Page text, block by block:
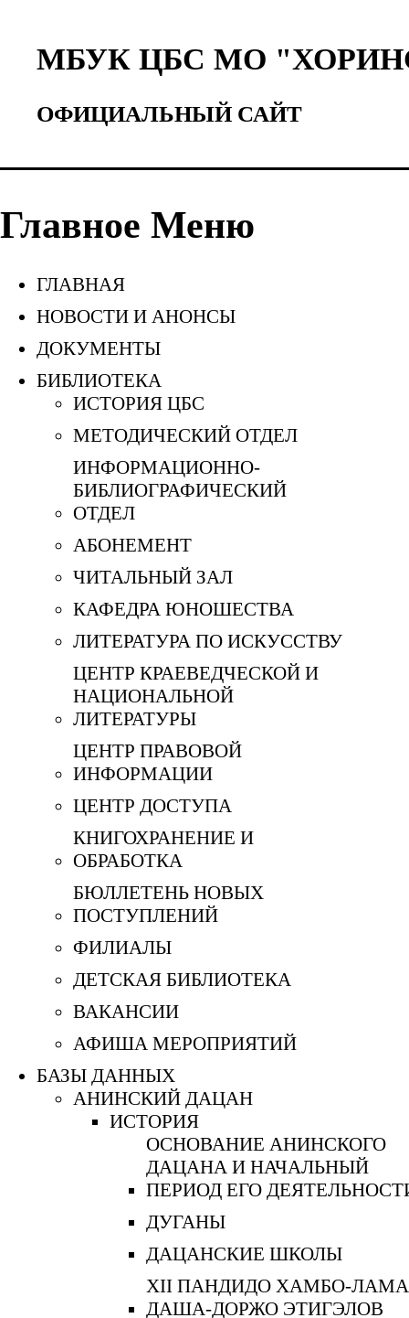
МБУК ЦБС МО
ОФИЦИАЛЬНЫЙ САЙТ
Главное Меню
ГЛАВНАЯ
НОВОСТИ И АНОНСЫ
ДОКУМЕНТЫ
БИБЛИОТЕКА
ИСТОРИЯ ЦБС
МЕТОДИЧЕСКИЙ ОТДЕЛ
ИНФОРМАЦИОННО-
БИБЛИОГРАФИЧЕСКИЙ
ОТДЕЛ
АБОНЕМЕНТ
ЧИТАЛЬНЫЙ ЗАЛ
КАФЕДРА ЮНОШЕСТВА
ЛИТЕРАТУРА ПО ИСКУССТВУ
ЦЕНТР КРАЕВЕДЧЕСКОЙ И
НАЦИОНАЛЬНОЙ
ЛИТЕРАТУРЫ
ЦЕНТР ПРАВОВОЙ
ИНФОРМАЦИИ
ЦЕНТР ДОСТУПА
КНИГОХРАНЕНИЕ И
ОБРАБОТКА
БЮЛЛЕТЕНЬ НОВЫХ
ПОСТУПЛЕНИЙ
ФИЛИАЛЫ
ДЕТСКАЯ БИБЛИОТЕКА
ВАКАНСИИ
АФИША МЕРОПРИЯТИЙ
БАЗЫ ДАННЫХ
АНИНСКИЙ ДАЦАН
ИСТОРИЯ
ОСНОВАНИЕ АНИНСКОГО
ДАЦАНА И НАЧАЛЬНЫЙ
ПЕРИОД ЕГО
ДУГАНЫ
ДАЦАНСКИЕ ШКОЛЫ
XII ПАНДИДО ХАМБО-ЛАМА
ДАША-ДОРЖО ЭТИГЭЛОВ